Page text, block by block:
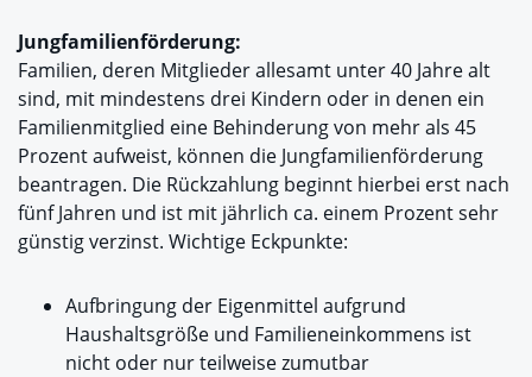
Jungfamilienförderung:
Familien, deren Mitglieder allesamt unter 40 Jahre alt
sind, mit mindestens drei Kindern oder in denen ein
Familienmitglied eine Behinderung von mehr als 45
Prozent aufweist, können die Jungfamilienförderung
beantragen. Die Rückzahlung beginnt hierbei erst nach
fünf Jahren und ist mit jährlich ca. einem Prozent sehr
günstig verzinst. Wichtige Eckpunkte:
Aufbringung der Eigenmittel aufgrund
Haushaltsgröße und Familieneinkommens ist
nicht oder nur teilweise zumutbar